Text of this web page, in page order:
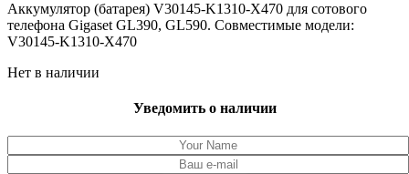
составляла
2,028.00₽.
1,859.00₽.
Аккумулятор (батарея) V30145-K1310-X470 для сотового
телефона Gigaset GL390, GL590. Совместимые модели:
V30145-K1310-X470
Нет в наличии
Уведомить о наличии